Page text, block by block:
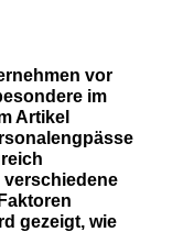
vor
im
Artikel
verschiedene
gezeigt, wie